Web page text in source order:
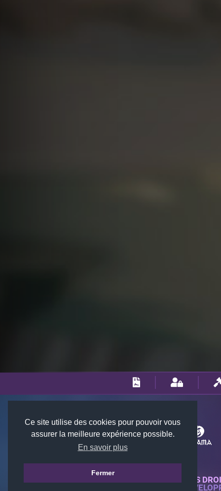
Ce site utilise des cookies pour pouvoir vous
assurer la meilleure expérience possible.
En savoir plus
Fermer
© 2018-2026 KTARENA. TOUS
SITE WEB ENTIÈREMENT